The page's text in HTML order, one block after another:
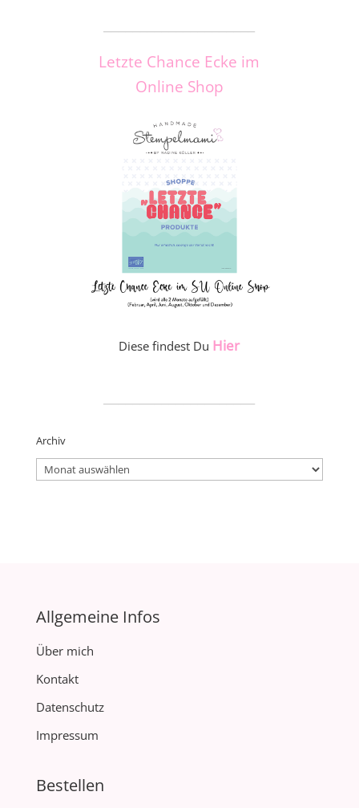
Letzte Chance Ecke im
Online Shop
Diese findest Du Hier
Archiv
Archiv
Allgemeine Infos
Über mich
Kontakt
Datenschutz
Impressum
Bestellen